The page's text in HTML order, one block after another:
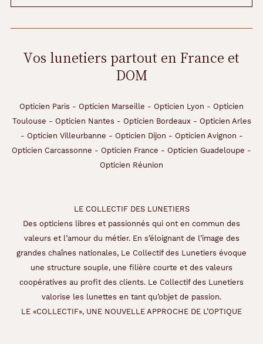
Vos lunetiers partout en France et
DOM
Opticien Paris - Opticien Marseille - Opticien Lyon - Opticien
Toulouse - Opticien Nantes - Opticien Bordeaux- Opticien Arles
- Opticien Villeurbanne - Opticien Dijon - Opticien Avignon -
Opticien Carcassonne - Opticien France - Opticien Guadeloupe -
Opticien Réunion
LE COLLECTIF DES LUNETIERS
Des opticiens libres et passionnés qui ont en commun des
valeurs et l’amour du métier. En s’éloignant de l’image des
grandes chaînes nationales, Le Collectif des Lunetiers évoque
une structure souple, une filière courte et des valeurs
coopératives au profit des clients. Le Collectif des Lunetiers
valorise les lunettes en tant qu’objet de passion.
LE «COLLECTIF», UNE NOUVELLE APPROCHE DE L’OPTIQUE